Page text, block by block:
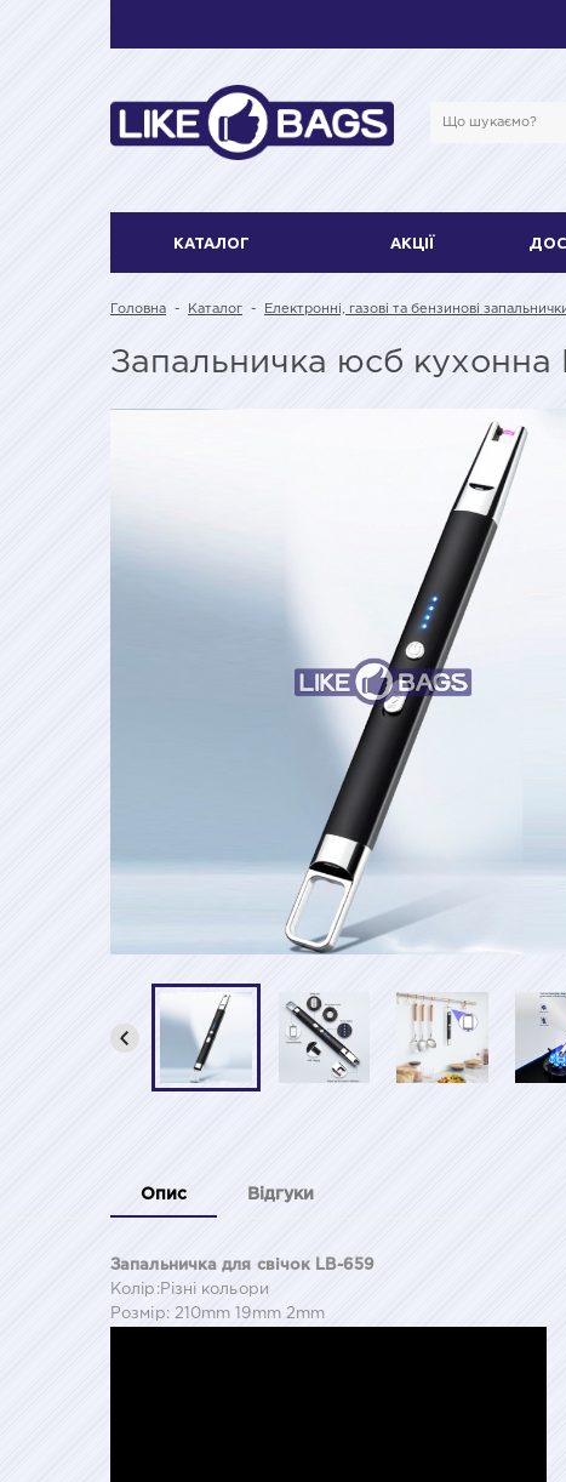
КАТАЛОГ АКЦІЇ
Головна - Каталог - Електронні, газові та бензинові
Запальничка юсб кухонна
Опис Відгуки
Запальничка для свічок LB-659
Колір:Різні кольори
Розмір: 210mm 19mm 2mm